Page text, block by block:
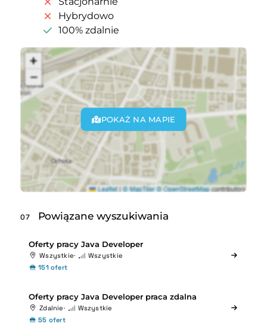
Hybrydowo
100% zdalnie
POKAŻ NA MAPIE
07 Powiązane wyszukiwania
Oferty pracy Java Developer
Wszystkie
Wszystkie
151 ofert
Oferty pracy Java Developer praca zdalna
Zdalnie
Wszystkie
55 ofert